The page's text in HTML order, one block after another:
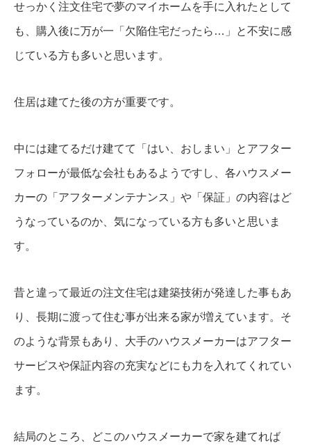
せっかく注文住宅で夢のマイホームを手に入れたとして
も、購入後に万が一「欠陥住宅だったら…」と不安に感
じている方も多いと思います。
住居は建てた後の方が重要です。
中には建てるだけ建てて「はい、おしまい」とアフター
フォローが最低な会社もあるようですし、各ハウスメー
カーの「アフターメンテナンス」や「保証」の内容はど
うなっているのか、気になっている方も多いと思いま
す。
昔と違って最近の注文住宅は建築技術が発達した事もあ
り、長期に渡って住む事が出来る家が増えています。そ
のような背景もあり、大手のハウスメーカーはアフター
サービスや保証内容の充実などにも力を入れてくれてい
ます。
結局のところ、どこのハウスメーカーで家を建てれば